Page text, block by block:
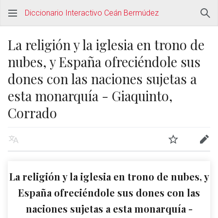
Diccionario Interactivo Ceán Bermúdez
La religión y la iglesia en trono de
nubes, y España ofreciéndole sus
dones con las naciones sujetas a
esta monarquía - Giaquinto,
Corrado
La religión y la iglesia en trono de nubes, y
España ofreciéndole sus dones con las
naciones sujetas a esta monarquía -